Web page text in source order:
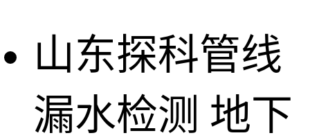
山东探科管线
漏水检测 地下